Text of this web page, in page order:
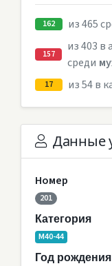
162 из 465
157
из 403 в
среди
17 из 54 в
Данные
Номер
201
Категория
M40-44
Год рождения